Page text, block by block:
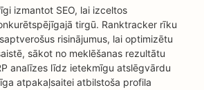
izmantot SEO, lai izceltos
tirgū. Ranktracker rīku
risinājumus, lai optimizētu
sākot no meklēšanas rezultātu
analīzes līdz ietekmīgu atslēgvārdu
atpakaļsaitei atbilstoša profila